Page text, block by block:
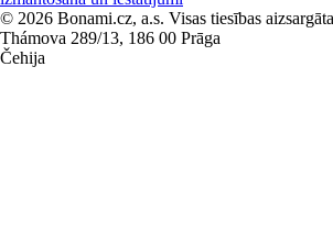
© 2026 Bonami.cz, a.s. Visas tiesības
Thámova 289/13, 186 00 Prāga
Čehija